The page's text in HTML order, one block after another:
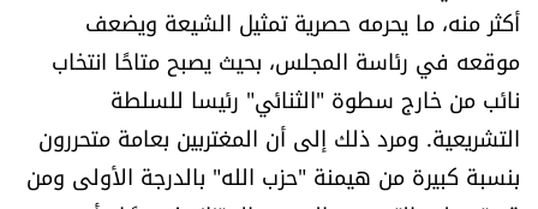
اقرأ تضحك
كاميرا
سجالات
أكثر منه، ما يحرمه حصرية تمثيل الشيعة ويضعف
موقعه في رئاسة المجلس، بحيث يصبح متاحًا انتخاب
نائب من خارج سطوة "الثنائي" رئيسا للسلطة
التشريعية. ومرد ذلك إلى أن المغتربين بعامة متحررون
بنسبة كبيرة من هيمنة "حزب الله" بالدرجة الأولى ومن